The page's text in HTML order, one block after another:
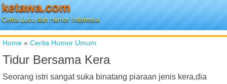
ketawa.com
Cerita Lucu dan Humor Indonesia
Home » Cerita Humor Umum
Tidur Bersama Kera
Seorang istri sangat suka binatang piaraan jenis kera,dia